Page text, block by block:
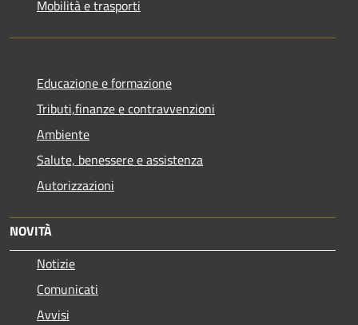
Mobilità e trasporti
Educazione e formazione
Tributi,finanze e contravvenzioni
Ambiente
Salute, benessere e assistenza
Autorizzazioni
NOVITÀ
Notizie
Comunicati
Avvisi